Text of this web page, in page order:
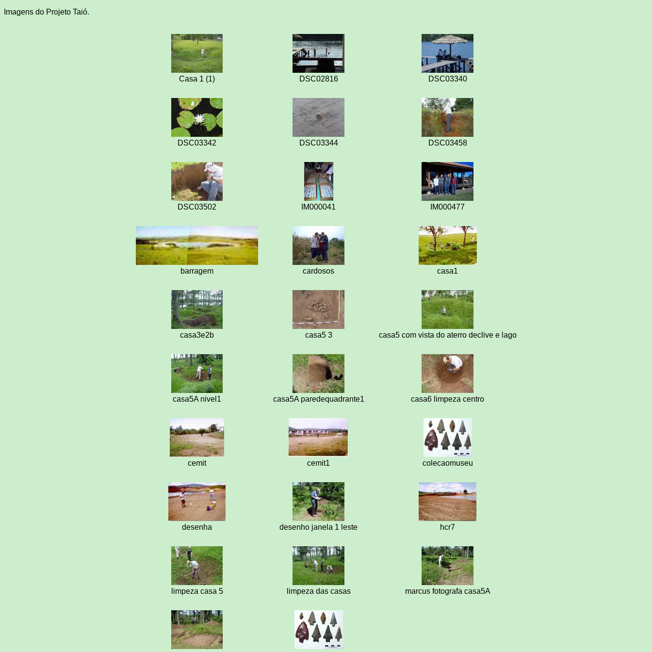
Imagens do Projeto Taió.
Casa 1 (1) DSC02816 DSC03340
DSC03342 DSC03344 DSC03458
DSC03502 IM000041 IM000477
barragem cardosos casa1
casa3e2b casa5 3 casa5 com vista do aterro declive e lago
casa5A nivel1 casa5A paredequadrante1 casa6 limpeza centro
cemit cemit1 colecaomuseu
desenha desenho janela 1 leste hcr7
limpeza casa 5 limpeza das casas marcus fotografa casa5A